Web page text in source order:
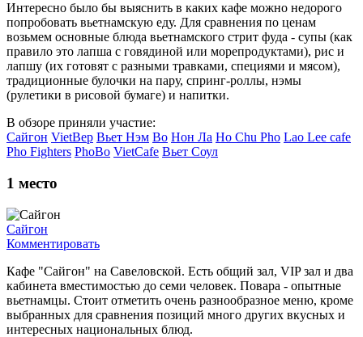
Интересно было бы выяснить в каких кафе можно недорого
попробовать вьетнамскую еду. Для сравнения по ценам
возьмем основные блюда вьетнамского стрит фуда - супы (как
правило это лапша с говядиной или морепродуктами), рис и
лапшу (их готовят с разными травками, специями и мясом),
традиционные булочки на пару, спринг-роллы, нэмы
(рулетики в рисовой бумаге) и напитки.
В обзоре приняли участие:
Сайгон VietBep Вьет Нэм Во Нон Ла Ho Chu Pho Lao Lee cafe
Pho Fighters PhoBo VietCafe Вьет Соул
1 место
Сайгон
Комментировать
Кафе "Сайгон" на Савеловской. Есть общий зал, VIP зал и два
кабинета вместимостью до семи человек. Повара - опытные
вьетнамцы. Стоит отметить очень разнообразное меню, кроме
выбранных для сравнения позиций много других вкусных и
интересных национальных блюд.